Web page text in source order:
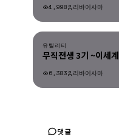
4,998 리바이사마
유틸리티
무직전생 3기 ~이세
6,383 리바이사마
유틸리티
댓글